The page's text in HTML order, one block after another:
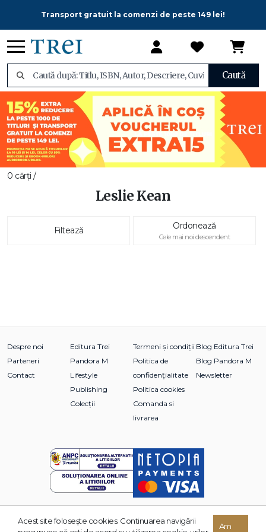
Transport gratuit la comenzi de peste 149 lei!
Caută
0 cărți /
Leslie Kean
Filtează Ordonează
Cele mai noi descendent
Despre noi
Parteneri
Contact
Editura Trei
Pandora M
Lifestyle
Publishing
Colecții
Termeni și condiții
Politica de
confidențialitate
Politica cookies
Comanda si
livrarea
Blog Editura Trei
Blog Pandora M
Newsletter
© 2026 Grupul Editorial TREI. Toate drepturile rezervate.
Acest site foloseşte cookies. Continuarea navigării
Am